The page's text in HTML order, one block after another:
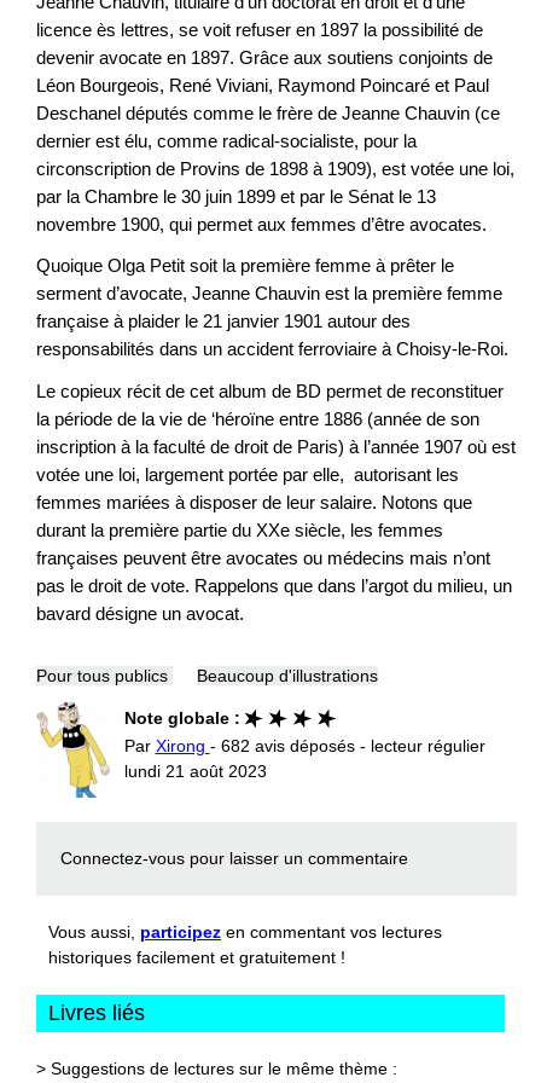
licence ès lettres, se voit refuser en 1897 la possibilité de
devenir avocate en 1897. Grâce aux soutiens conjoints de
Léon Bourgeois, René Viviani, Raymond Poincaré et Paul
Deschanel députés comme le frère de Jeanne Chauvin (ce
dernier est élu, comme radical-socialiste, pour la
circonscription de Provins de 1898 à 1909), est votée une loi,
par la Chambre le 30 juin 1899 et par le Sénat le 13
novembre 1900, qui permet aux femmes d’être avocates.
Quoique Olga Petit soit la première femme à prêter le
serment d’avocate, Jeanne Chauvin est la première femme
française à plaider le 21 janvier 1901 autour des
responsabilités dans un accident ferroviaire à Choisy-le-Roi.
Le copieux récit de cet album de BD permet de reconstituer
la période de la vie de ‘héroïne entre 1886 (année de son
inscription à la faculté de droit de Paris) à l’année 1907 où est
votée une loi, largement portée par elle, autorisant les
femmes mariées à disposer de leur salaire. Notons que
durant la première partie du XXe siècle, les femmes
françaises peuvent être avocates ou médecins mais n’ont
pas le droit de vote. Rappelons que dans l’argot du milieu, un
bavard désigne un avocat.
Pour tous publics Beaucoup d'illustrations
Note globale :
Par Xirong - 682 avis déposés - lecteur régulier
lundi 21 août 2023
Connectez-vous pour laisser un commentaire
Vous aussi, participez en commentant vos lectures
historiques facilement et gratuitement !
Livres liés
> Suggestions de lectures sur le même thème :